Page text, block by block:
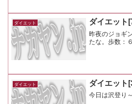
魚新（渋谷
食：メモ：今
な。
ダイエット ダイエット
昨夜のジョギ
たな。歩数：
ダイエット ダイエット
今日は沢登り～